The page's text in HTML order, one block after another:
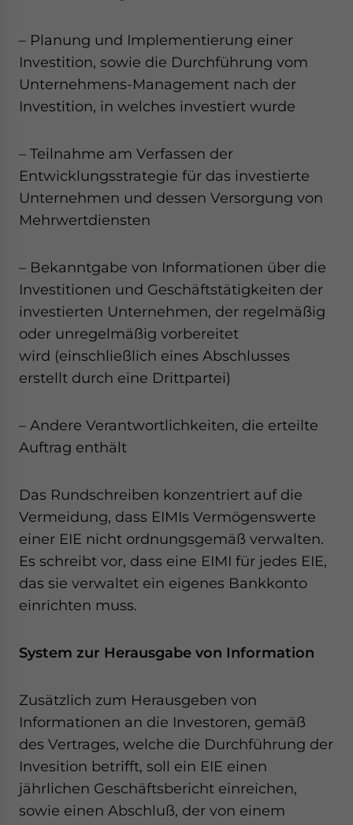
– Planung und Implementierung einer
Investition, sowie die Durchführung vom
Unternehmens-Management nach der
Investition, in welches investiert wurde
– Teilnahme am Verfassen der
Entwicklungsstrategie für das investierte
Unternehmen und dessen Versorgung von
Mehrwertdiensten
– Bekanntgabe von Informationen über die
Investitionen und Geschäftstätigkeiten der
investierten Unternehmen, der regelmäßig
oder unregelmäßig vorbereitet
wird (einschließlich eines Abschlusses
erstellt durch eine Drittpartei)
– Andere Verantwortlichkeiten, die erteilte
Auftrag enthält
Das Rundschreiben konzentriert auf die
Vermeidung, dass EIMIs Vermögenswerte
einer EIE nicht ordnungsgemäß verwalten.
Es schreibt vor, dass eine EIMI für jedes EIE,
das sie verwaltet ein eigenes Bankkonto
einrichten muss.
System zur Herausgabe von Information
Zusätzlich zum Herausgeben von
Informationen an die Investoren, gemäß
des Vertrages, welche die Durchführung der
Invesition betrifft, soll ein EIE einen
jährlichen Geschäftsbericht einreichen,
sowie einen Abschluß, der von einem